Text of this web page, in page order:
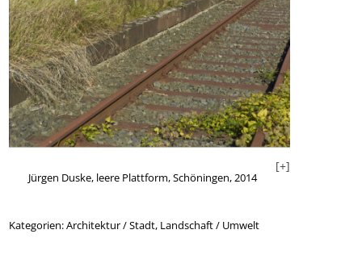
[+]
Jürgen Duske, leere Plattform, Schöningen, 2014
Kategorien:Architektur / Stadt, Landschaft / Umwelt